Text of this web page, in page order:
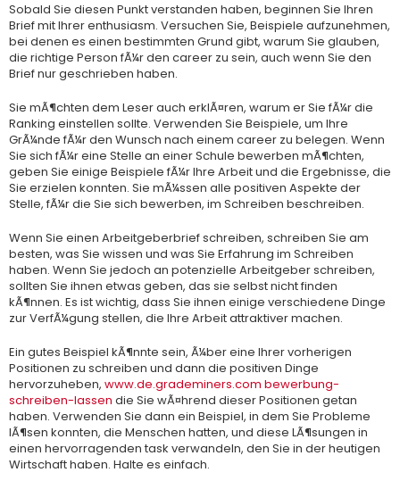
Sobald Sie diesen Punkt verstanden haben, beginnen Sie Ihren
Brief mit Ihrer enthusiasm. Versuchen Sie, Beispiele aufzunehmen,
bei denen es einen bestimmten Grund gibt, warum Sie glauben,
die richtige Person fÃ¼r den career zu sein, auch wenn Sie den
Brief nur geschrieben haben.
Sie mÃ¶chten dem Leser auch erklÃ¤ren, warum er Sie fÃ¼r die
Ranking einstellen sollte. Verwenden Sie Beispiele, um Ihre
GrÃ¼nde fÃ¼r den Wunsch nach einem career zu belegen. Wenn
Sie sich fÃ¼r eine Stelle an einer Schule bewerben mÃ¶chten,
geben Sie einige Beispiele fÃ¼r Ihre Arbeit und die Ergebnisse, die
Sie erzielen konnten. Sie mÃ¼ssen alle positiven Aspekte der
Stelle, fÃ¼r die Sie sich bewerben, im Schreiben beschreiben.
Wenn Sie einen Arbeitgeberbrief schreiben, schreiben Sie am
besten, was Sie wissen und was Sie Erfahrung im Schreiben
haben. Wenn Sie jedoch an potenzielle Arbeitgeber schreiben,
sollten Sie ihnen etwas geben, das sie selbst nicht finden
kÃ¶nnen. Es ist wichtig, dass Sie ihnen einige verschiedene Dinge
zur VerfÃ¼gung stellen, die Ihre Arbeit attraktiver machen.
Ein gutes Beispiel kÃ¶nnte sein, Ã¼ber eine Ihrer vorherigen
Positionen zu schreiben und dann die positiven Dinge
hervorzuheben, www.de.grademiners.com bewerbung-
schreiben-lassen die Sie wÃ¤hrend dieser Positionen getan
haben. Verwenden Sie dann ein Beispiel, in dem Sie Probleme
lÃ¶sen konnten, die Menschen hatten, und diese LÃ¶sungen in
einen hervorragenden task verwandeln, den Sie in der heutigen
Wirtschaft haben. Halte es einfach.